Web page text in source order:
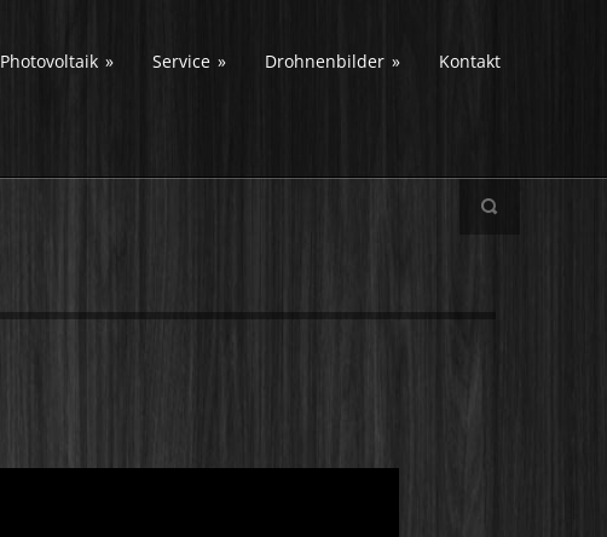
Photovoltaik » Service » Drohnenbilder » Kontakt